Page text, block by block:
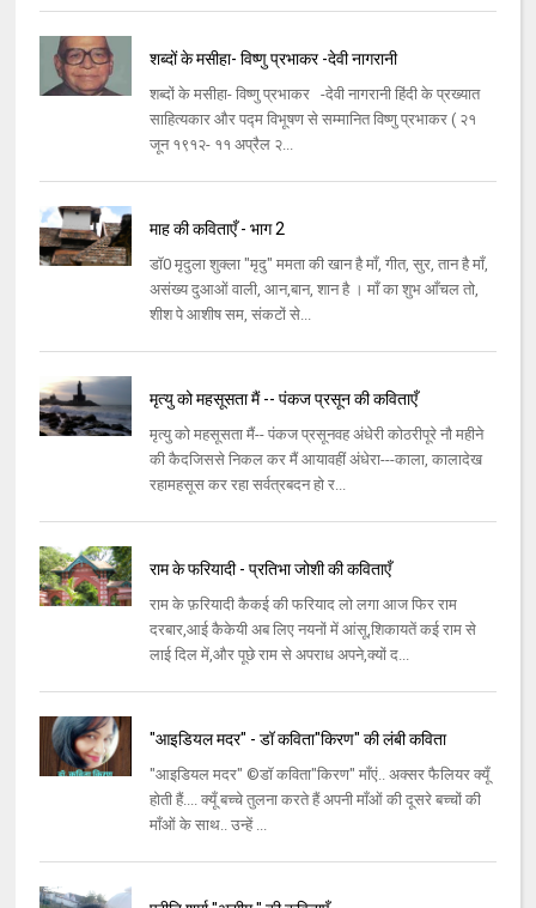
शब्दों के मसीहा- विष्णु प्रभाकर -देवी नागरानी
शब्दों के मसीहा- विष्णु प्रभाकर -देवी नागरानी हिंदी के प्रख्यात
साहित्यकार और पद्म विभूषण से सम्मानित विष्णु प्रभाकर ( २१
जून १९१२- ११ अप्रैल २...
माह की कविताएँ - भाग 2
डॉ0 मृदुला शुक्ला "मृदु" ममता की खान है माँ, गीत, सुर, तान है माँ,
असंख्य दुआओं वाली, आन,बान, शान है । माँ का शुभ आँचल तो,
शीश पे आशीष सम, संकटों से...
मृत्यु को महसूसता मैं -- पंकज प्रसून की कविताएँ
मृत्यु को महसूसता मैं-- पंकज प्रसूनवह अंधेरी कोठरीपूरे नौ महीने
की कैदजिससे निकल कर मैं आयावहीं अंधेरा---काला, कालादेख
रहामहसूस कर रहा सर्वत्रबदन हो र...
राम के फरियादी - प्रतिभा जोशी की कविताएँ
राम के फ़रियादी कैकई की फरियाद लो लगा आज फिर राम
दरबार,आई कैकेयी अब लिए नयनों में आंसू,शिकायतें कई राम से
लाई दिल में,और पूछे राम से अपराध अपने,क्यों द...
"आइडियल मदर" - डॉ कविता"किरण" की लंबी कविता
"आइडियल मदर" ©डॉ कविता"किरण" माँएं.. अक्सर फैलियर क्यूँ
होती हैं.... क्यूँ बच्चे तुलना करते हैं अपनी माँओं की दूसरे बच्चों की
माँओं के साथ.. उन्हें ...